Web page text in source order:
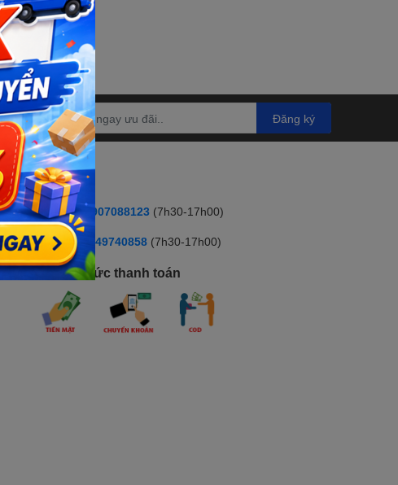
Đăng ký
HOTLINE
Mua hàng: 0907088123 (7h30-17h00)
Kỹ thuật : :0349740858 (7h30-17h00)
Phương thức thanh toán